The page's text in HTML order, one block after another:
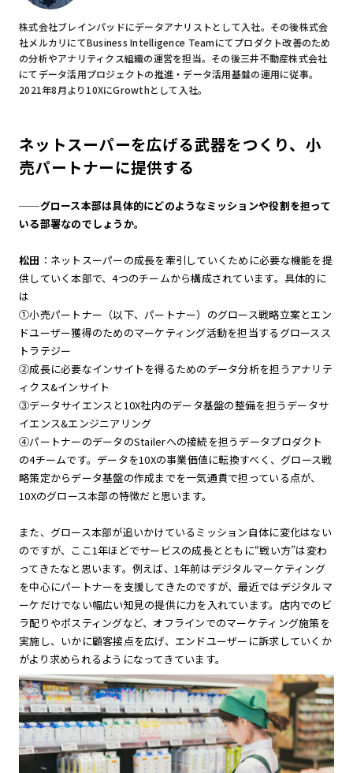
株式会社ブレインパッドにデータアナリストとして入社。その後株式会
社メルカリにてBusiness Intelligence Teamにてプロダクト改善のため
の分析やアナリティクス組織の運営を担当。その後三井不動産株式会社
にてデータ活用プロジェクトの推進・データ活用基盤の運用に従事。
2021年8月より10XにGrowthとして入社。
ネットスーパーを広げる武器をつくり、小
売パートナーに提供する
──グロース本部は具体的にどのようなミッションや役割を担って
いる部署なのでしょうか。
松田 ：ネットスーパーの成長を牽引していくために必要な機能を提
供していく本部で、4つのチームから構成されています。具体的に
は
①小売パートナー（以下、パートナー）のグロース戦略立案とエン
ドユーザー獲得のためのマーケティング活動を担当するグロースス
トラテジー
②成長に必要なインサイトを得るためのデータ分析を担うアナリテ
ィクス&インサイト
③データサイエンスと10X社内のデータ基盤の整備を担うデータサ
イエンス&エンジニアリング
④パートナーのデータのStailerへの接続を担うデータプロダクト
の4チームです。データを10Xの事業価値に転換すべく、グロース戦
略策定からデータ基盤の作成までを一気通貫で担っている点が、
10Xのグロース本部の特徴だと思います。
また、グロース本部が追いかけているミッション自体に変化はない
のですが、ここ1年ほどでサービスの成長とともに“戦い方”は変わ
ってきたなと思います。例えば、1年前はデジタルマーケティング
を中心にパートナーを支援してきたのですが、最近ではデジタルマ
ーケだけでない幅広い知見の提供に力を入れています。店内でのビ
ラ配りやポスティングなど、オフラインでのマーケティング施策を
実施し、いかに顧客接点を広げ、エンドユーザーに訴求していくか
がより求められるようになってきています。